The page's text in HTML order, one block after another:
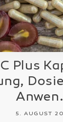
Plus
5. AUGUST